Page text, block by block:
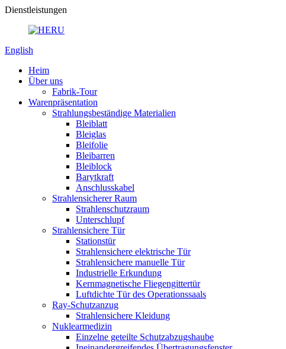
Dienstleistungen
English
Heim
Über uns
Fabrik-Tour
Warenpräsentation
Strahlungsbeständige Materialien
Bleiblatt
Bleiglas
Bleifolie
Bleibarren
Bleiblock
Barytkraft
Anschlusskabel
Strahlensicherer Raum
Strahlenschutzraum
Unterschlupf
Strahlensichere Tür
Stationstür
Strahlensichere elektrische Tür
Strahlensichere manuelle Tür
Industrielle Erkundung
Kernmagnetische Fliegengittertür
Luftdichte Tür des Operationssaals
Ray-Schutzanzug
Strahlensichere Kleidung
Nuklearmedizin
Einzelne geteilte Schutzabzugshaube